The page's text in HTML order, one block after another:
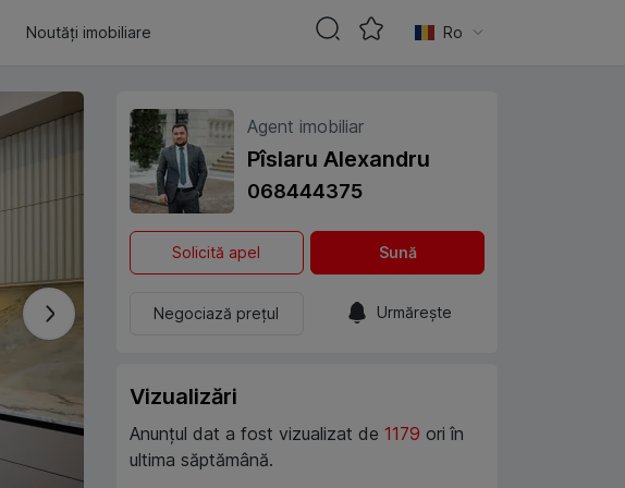
Agent imobiliar
Pîslaru Alexandru
068444375
Solicită apel Sună
Negociază prețul Urmărește
Vizualizări
Anunțul dat a fost vizualizat de 1179 ori în
ultima săptămână.
Noutăți imobiliare Ro